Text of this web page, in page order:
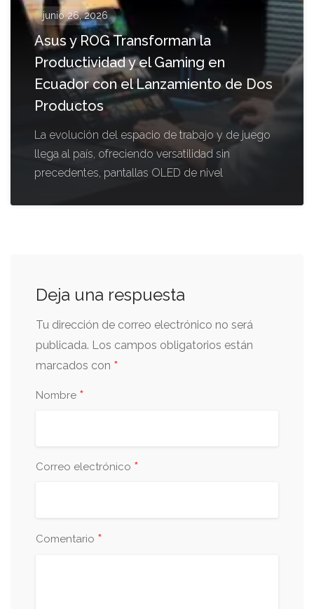
junio 26, 2026
Asus y ROG Transforman la
Productividad y el Gaming en
Ecuador con el Lanzamiento de Dos
Productos
La evolución del espacio de trabajo y de juego
llega al país, ofreciendo versatilidad sin
precedentes, pantallas OLED de nivel
Deja una respuesta
Tu dirección de correo electrónico no será
publicada. Los campos obligatorios están
marcados con *
Nombre *
Correo electrónico *
Comentario *